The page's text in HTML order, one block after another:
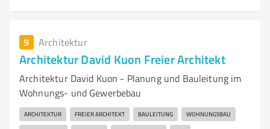
9 Architektur
Architektur David Kuon Freier Architekt
Architektur David Kuon - Planung und Bauleitung im
Wohnungs- und Gewerbebau
ARCHITEKTUR FREIER ARCHITEKT BAULEITUNG WOHNUNGSBAU